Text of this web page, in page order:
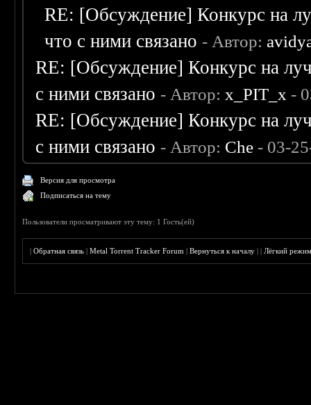
RE: [Обсуждение] Конкурс на
что с ними связано - Автор:
RE: [Обсуждение] Конкурс на
с ними связано - Автор:x_PIT_x -
RE: [Обсуждение] Конкурс на
с ними связано - Автор: Che - 03-
Версия для просмотра
Подписаться на тему
Пользователи просматривают эту тему: 1 Гость(ей)
|Обратная связь |Metal Torrent Tracker Forum |Вернуться к началу ||Лёгкий